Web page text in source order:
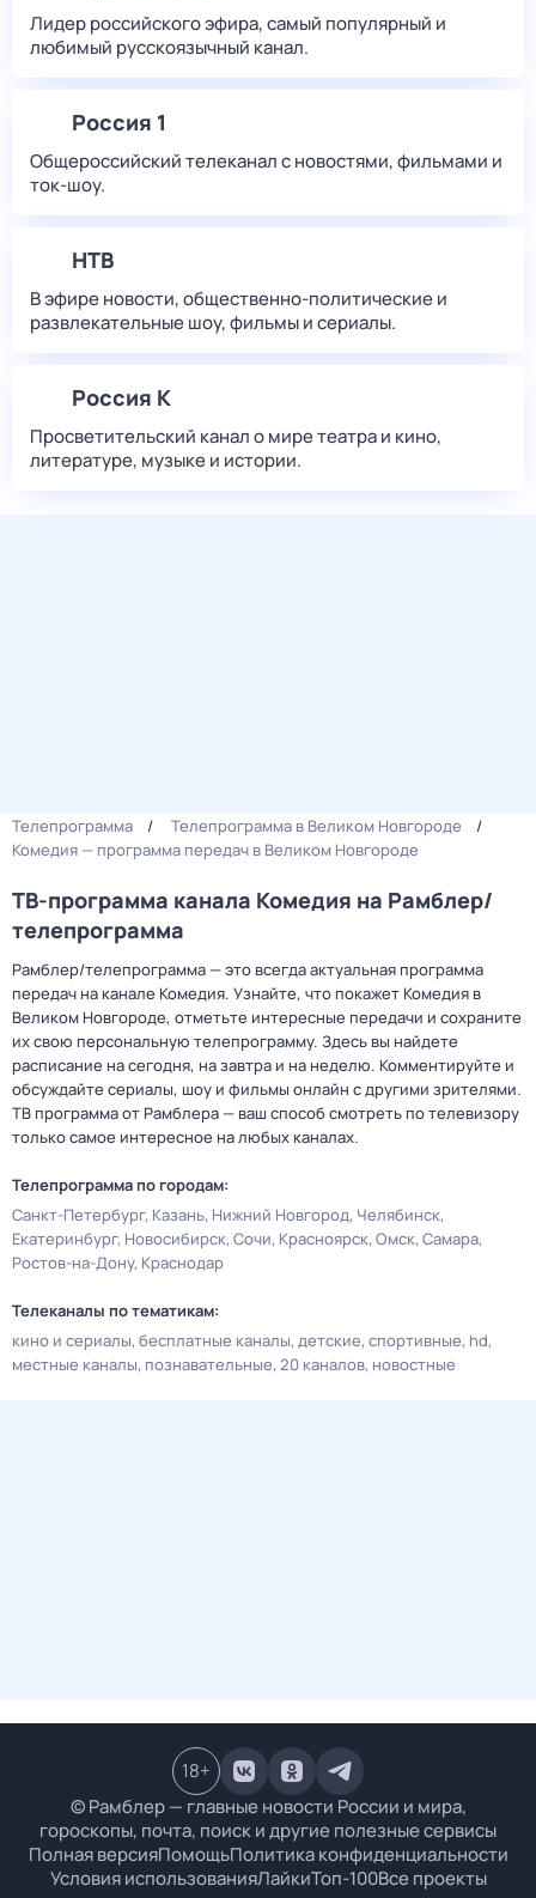
Лидер российского эфира, самый популярный и
любимый русскоязычный канал.
Россия 1
Общероссийский телеканал с новостями, фильмами и
ток-шоу.
НТВ
В эфире новости, общественно-политические и
развлекательные шоу, фильмы и сериалы.
Россия К
Просветительский канал о мире театра и кино,
литературе, музыке и истории.
Телепрограмма
Телепрограмма в Великом Новгороде
Комедия — программа передач в Великом Новгороде
ТВ-программа канала Комедия на Рамблер/
телепрограмма
Рамблер/телепрограмма — это всегда актуальная программа
передач на канале Комедия. Узнайте, что покажет Комедия в
Великом Новгороде, отметьте интересные передачи и сохраните
их свою персональную телепрограмму. Здесь вы найдете
расписание на сегодня, на завтра и на неделю. Комментируйте и
обсуждайте сериалы, шоу и фильмы онлайн с другими зрителями.
ТВ программа от Рамблера — ваш способ смотреть по телевизору
только самое интересное на любых каналах.
Телепрограмма по городам:
Санкт-Петербург Казань Нижний Новгород Челябинск
Екатеринбург Новосибирск Сочи Красноярск Омск Самара
Ростов-на-Дону Краснодар
Телеканалы по тематикам:
кино и сериалы бесплатные каналы детские спортивные hd
местные каналы познавательные 20 каналов новостные
© Рамблер — главные новости России и мира,
гороскопы, почта, поиск и другие полезные сервисы
Полная версияПомощьПолитика конфиденциальности
Условия использованияЛайкиТоп-100Все проекты
18+